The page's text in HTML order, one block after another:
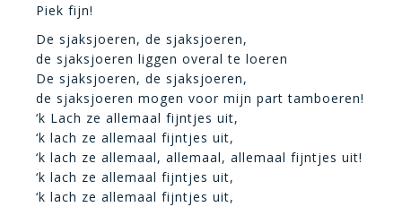
Piek fijn!
De sjaksjoeren, de sjaksjoeren,
de sjaksjoeren liggen overal te loeren
De sjaksjoeren, de sjaksjoeren,
de sjaksjoeren mogen voor mijn part tamboeren!
‘k Lach ze allemaal fijntjes uit,
‘k lach ze allemaal fijntjes uit,
‘k lach ze allemaal, allemaal, allemaal fijntjes uit!
‘k lach ze allemaal fijntjes uit,
‘k lach ze allemaal fijntjes uit,